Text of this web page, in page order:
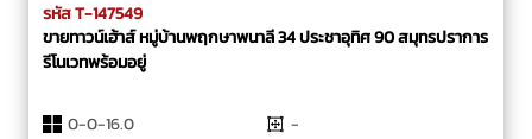
รหัส T-147549
ขายทาวน์เฮ้าส์ หมู่บ้านพฤกษาพนาลี 34 ประชาอุทิศ 90 สมุทรปราการ
รีโนเวทพร้อมอยู่
0-0-16.0
-